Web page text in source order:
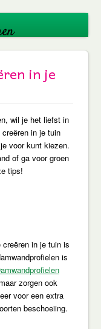
in je
wil je het liefst in
in je tuin
voor kunt kiezen.
of ga voor groen
tips!
in je tuin is
is
zorgen ook
voor een extra
beschoeiing.